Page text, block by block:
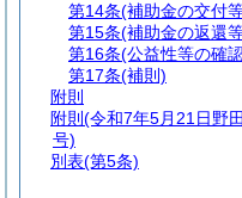
第14条(補助金の交付
第15条(補助金の返還
第16条(公益性等の確
第17条(補則)
附則
附則 (令和7年5月21日野
号)
別表(第5条)